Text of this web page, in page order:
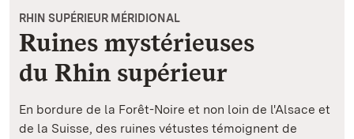
RHIN SUPÉRIEUR MÉRIDIONAL
Ruines mystérieuses
du Rhin supérieur
En bordure de la Forêt-Noire et non loin de l'Alsace et
de la Suisse, des ruines vétustes témoignent de